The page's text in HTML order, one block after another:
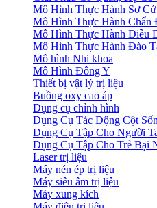
Mô Hình Thực Hành Sơ
Mô Hình Thực Hành Chẩn
Mô Hình Thực Hành Điều
Mô Hình Thực Hành Đào
Mô hình Nhi khoa
Mô Hình Đông Y
Thiết bị vật lý trị liệu
Buồng oxy cao áp
Dụng cụ chỉnh hình
Dụng Cụ Tác Động Cột
Dụng Cụ Tập Cho Người
Dụng Cụ Tập Cho Trẻ Bại
Laser trị liệu
Máy nén ép trị liệu
Máy siêu âm trị liệu
Máy xung kích